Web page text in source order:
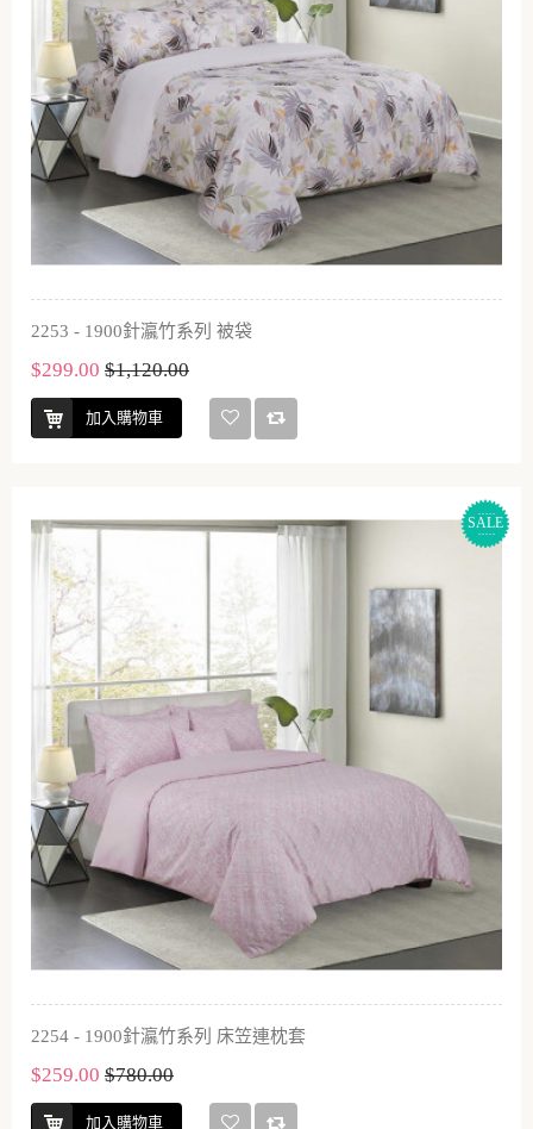
2253 - 1900針瀛竹系列 被袋
$299.00 $1,120.00
加入購物車
SALE
2254 - 1900針瀛竹系列 床笠連枕套
$259.00 $780.00
加入購物車